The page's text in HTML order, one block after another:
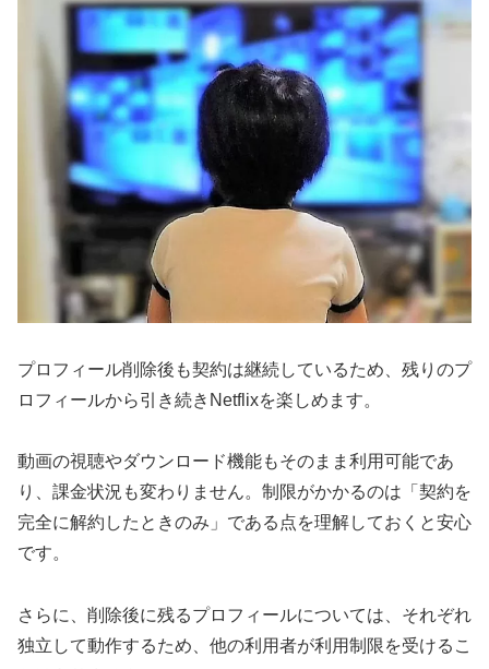
プロフィール削除後も契約は継続しているため、残りのプ
ロフィールから引き続きNetflixを楽しめます。
動画の視聴やダウンロード機能もそのまま利用可能であ
り、課金状況も変わりません。制限がかかるのは「契約を
完全に解約したときのみ」である点を理解しておくと安心
です。
さらに、削除後に残るプロフィールについては、それぞれ
独立して動作するため、他の利用者が利用制限を受けるこ